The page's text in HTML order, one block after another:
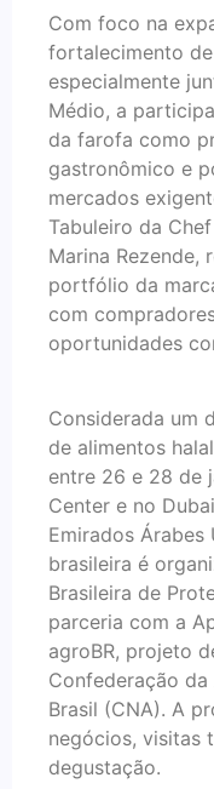
Com foco na
fortalecimento
especialmente
Médio, a
da farofa como
gastronômico e
mercados
Tabuleiro da
Marina Rezende,
portfólio da
com
oportunidades
Considerada um
de alimentos
entre 26 e 28 de
Center e no
Emirados
brasileira é
Brasileira de
parceria com a
agroBR, projeto
Confederação
Brasil (CNA). A
negócios, visitas
degustação.